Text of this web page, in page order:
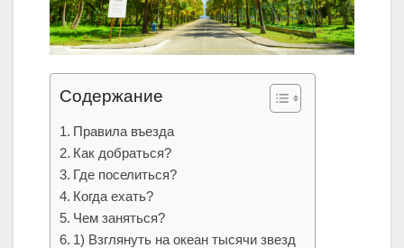
Содержание
Правила въезда
Как добраться?
Где поселиться?
Когда ехать?
Чем заняться?
1) Взглянуть на океан тысячи звезд